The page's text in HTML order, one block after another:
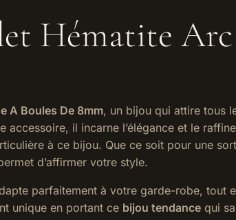
Hématite
A Boules De 8mm, un bijou qui attire tous
il incarne l’élégance et le
à ce bijou. Que ce soit pour une
d’affirmer votre style.
parfaitement à votre garde-robe,
unique en portant ce bijou tendance qui